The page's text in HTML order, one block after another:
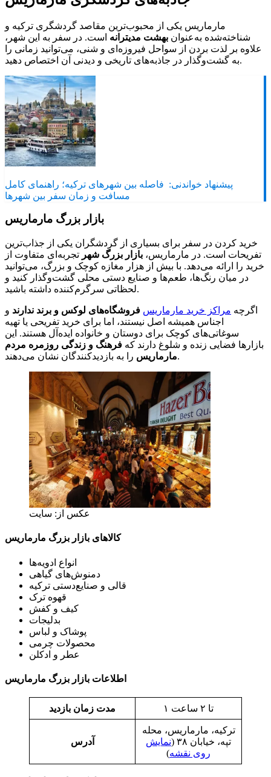
مارماریس یکی از محبوب‌ترین مقاصد گردشگری ترکیه و
شناخته‌شده به‌عنوان بهشت مدیترانه است. در سفر به این شهر،
علاوه بر لذت بردن از سواحل فیروزه‌ای و شنی، می‌توانید زمانی را
به گشت‌وگذار در جاذبه‌های تاریخی و دیدنی آن اختصاص دهید.
پیشنهاد خواندنی: فاصله بین شهرهای ترکیه؛ راهنمای کامل
مسافت و زمان سفر بین شهرها
بازار بزرگ مارماریس
خرید کردن در سفر برای بسیاری از گردشگران یکی از جذاب‌ترین
تفریحات است. در مارماریس، بازار بزرگ شهر تجربه‌ای متفاوت از
خرید را ارائه می‌دهد. با بیش از هزار مغازه کوچک و بزرگ، می‌توانید
در میان رنگ‌ها، طعم‌ها و صنایع دستی محلی گشت‌وگذار کنید و
لحظاتی سرگرم‌کننده داشته باشید.
اگرچه مراکز خرید مارماریس فروشگاه‌های لوکس و برند ندارند و
اجناس همیشه اصل نیستند، اما برای خرید تفریحی یا تهیه
سوغاتی‌های کوچک برای دوستان و خانواده ایده‌آل هستند. این
بازارها فضایی زنده و شلوغ دارند که فرهنگ و زندگی روزمره مردم
مارماریسرا به بازدیدکنندگان نشان می‌دهند.
عکس از: سایت
کالاهای بازار بزرگ مارماریس
انواع ادویه‌ها
دمنوش‌های گیاهی
قالی و صنایع‌دستی ترکیه
قهوه ترک
کیف و کفش
بدلیجات
پوشاک و لباس
محصولات چرمی
عطر و ادکلن
اطلاعات بازار بزرگ مارماریس
مدت زمان بازدید ۱ تا ۲ ساعت
آدرس
ترکیه، مارماریس، محله
تپه، خیابان ۳۸ (
نمایش
روی نقشه)